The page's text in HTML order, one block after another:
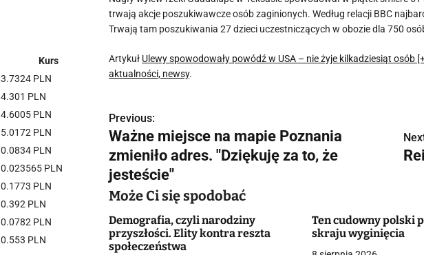
trwają akcje poszukiwawcze osób zaginionych. Według relacji BBC
Trwają tam poszukiwania 27 dzieci uczestniczących w obozie dla 750
Artykuł Ulewy spowodowały powódź w USA – nie żyje kilkadziesiąt osób
aktualności, newsy.
N
a
w
i
g
Previous:
Ważne miejsce na mapie Poznania
zmieniło adres. "Dziękuję za to, że
jesteście"
Może Ci się spodobać
Demografia, czyli narodziny
przyszłości. Elity kontra reszta
społeczeństwa
Ten cudowny polski
skraju wyginięcia
Kurs
3.7324 PLN
4.301 PLN
4.6005 PLN
5.0172 PLN
0.0834 PLN
0.023565 PLN
0.1773 PLN
0.392 PLN
0.0782 PLN
0.553 PLN